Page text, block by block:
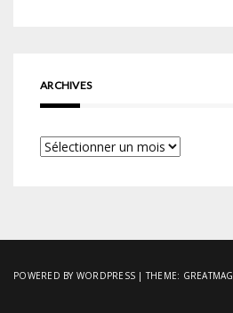
ARCHIVES
Archives
POWERED BY WORDPRESS |THEME: GREATMAG